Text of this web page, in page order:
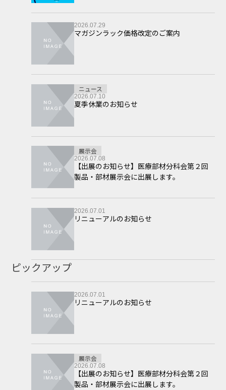
2026.07.29
マガジンラック価格改定のご案内
ニュース
2026.07.10
夏季休業のお知らせ
展示会
2026.07.08
【出展のお知らせ】医療部材分科会第２回
製品・部材展示会に出展します。
2026.07.01
リニューアルのお知らせ
ピックアップ
2026.07.01
リニューアルのお知らせ
展示会
2026.07.08
【出展のお知らせ】医療部材分科会第２回
製品・部材展示会に出展します。